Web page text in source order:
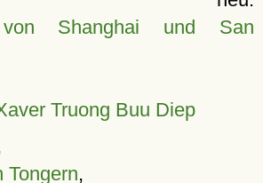
von Shanghai und San
Truong Buu Diep
Tongern,